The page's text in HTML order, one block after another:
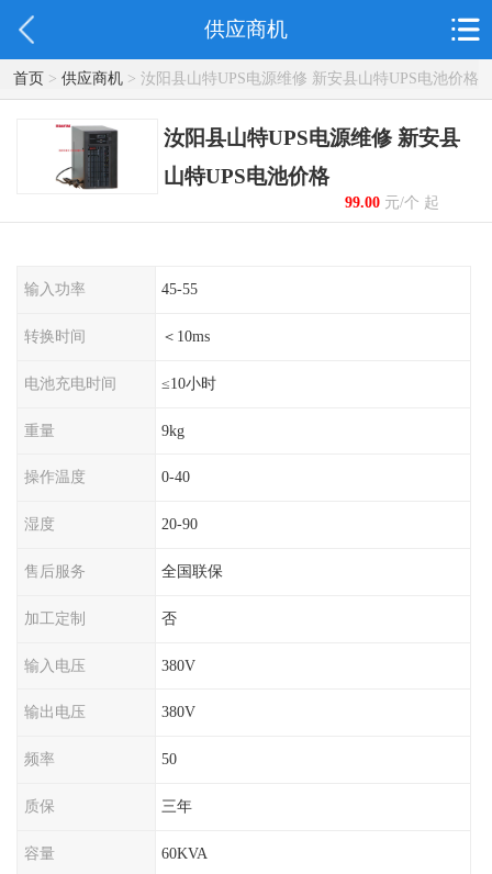
供应商机
首页> 供应商机> 汝阳县山特UPS电源维修 新安县山特UPS电池价格
汝阳县山特UPS电源维修 新安县
山特UPS电池价格
99.00元/个 起
输入功率 45-55
转换时间 ＜10ms
电池充电时间 ≤10小时
重量 9kg
操作温度 0-40
湿度 20-90
售后服务 全国联保
加工定制 否
输入电压 380V
输出电压 380V
频率 50
质保 三年
容量 60KVA